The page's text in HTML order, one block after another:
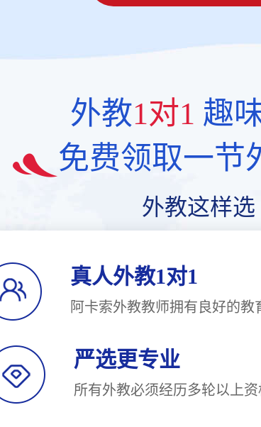
外教1对1 趣
免费领取一节
外教这样选
真人外教1对1
阿卡索外教教师拥有良好的
严选更专业
所有外教必须经历多轮以